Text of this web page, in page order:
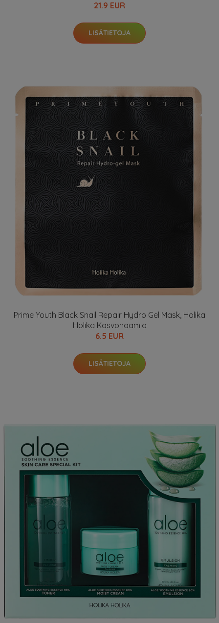
21.9 EUR
LISÄTIETOJA
Prime Youth Black Snail Repair Hydro Gel Mask, Holika
Holika Kasvonaamio
6.5 EUR
LISÄTIETOJA